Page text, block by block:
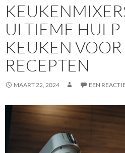
ULTIEME HULP
KEUKEN
RECEPTEN
MAART 22, 2024 EEN